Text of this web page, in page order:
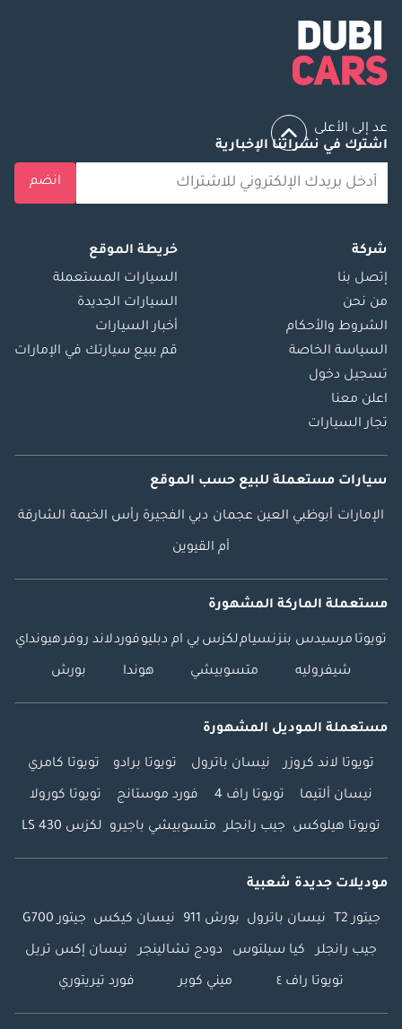
عد إلى الأعلى
اشترك في نشراتنا الإخبارية
انضم
شركة
إتصل بنا
من نحن
الشروط والأحكام
السياسة الخاصة
تسجيل دخول
اعلن معنا
تجار السيارات
خريطة الموقع
السيارات المستعملة
السيارات الجديدة
أخبار السيارات
قم ببيع سيارتك في الإمارات
سيارات مستعملة للبيع حسب الموقع
الإمارات أبوظبي العين عجمان دبي الفجيرة رأس الخيمة الشارقة
أم القيوين
مستعملة الماركة المشهورة
تويوتا مرسيدس بنزنسياملكزس بي ام دبليوفوردلاند روفرهيونداي
شيفروليه متسوبيشي هوندا بورش
مستعملة الموديل المشهورة
تويوتا لاند كروزر نيسان باترول تويوتا برادو تويوتا كامري
نيسان ألتيما تويوتا راف 4 فورد موستانج تويوتا كورولا
تويوتا هيلوكس جيب رانجلر متسوبيشي باجيرو لكزس LS 430
موديلات جديدة شعبية
جيتور T2 نيسان باترول بورش 911 نيسان كيكس جيتور G700
جيب رانجلر كيا سيلتوس دودج تشالينجر نيسان إكس تريل
تويوتا راف ٤ ميني كوبر فورد تيريتوري